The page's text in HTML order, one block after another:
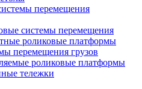
перемещения
системы перемещения
роликовые платформы
перемещения грузов
роликовые платформы
тележки